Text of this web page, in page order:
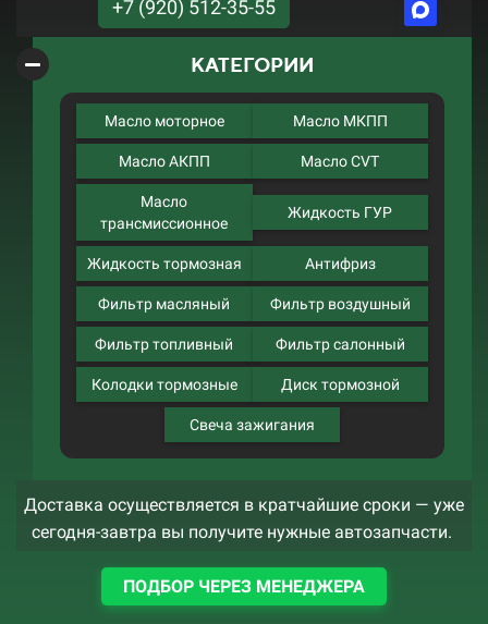
+7 (920) 512-35-55
КАТЕГОРИИ
Масло моторное Масло МКПП
Масло АКПП Масло CVT
Масло
трансмиссионное
Жидкость ГУР
Жидкость тормозная Антифриз
Фильтр масляный Фильтр воздушный
Фильтр топливный Фильтр салонный
Колодки тормозные Диск тормозной
Свеча зажигания
Доставка осуществляется в кратчайшие сроки — уже
сегодня-завтра вы получите нужные автозапчасти.
ПОДБОР ЧЕРЕЗ МЕНЕДЖЕРА